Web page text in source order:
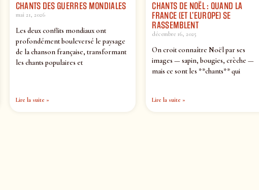
CHANTS DES GUERRES MONDIALES
mai 21, 2026
Les deux conflits mondiaux ont
profondément bouleversé le paysage
de la chanson française, transformant
les chants populaires et
Lire la suite »
CHANTS DE NOËL : QUAND LA
FRANCE (ET L’EUROPE) SE
RASSEMBLENT
décembre 16, 2025
On croit connaître Noël par ses
images — sapin, bougies, crèche —
mais ce sont les **chants** qui
Lire la suite »